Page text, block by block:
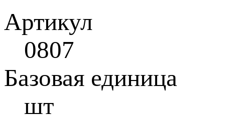
Артикул
0807
Базовая единица
шт